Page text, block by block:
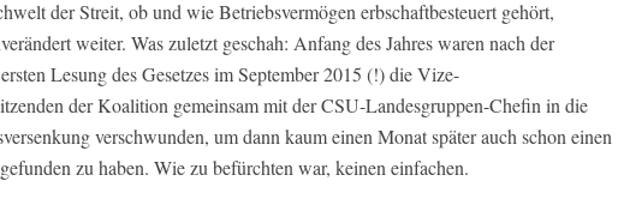
der Streit, ob und wie Betriebsvermögen erbschaftbesteuert gehört,
weiter. Was zuletzt geschah: Anfang des Jahres waren nach der
Lesung des Gesetzes im September 2015 (!) die Vize-
der Koalition gemeinsam mit der CSU-Landesgruppen-Chefin in die
verschwunden, um dann kaum einen Monat später auch schon einen
zu haben. Wie zu befürchten war, keinen einfachen.